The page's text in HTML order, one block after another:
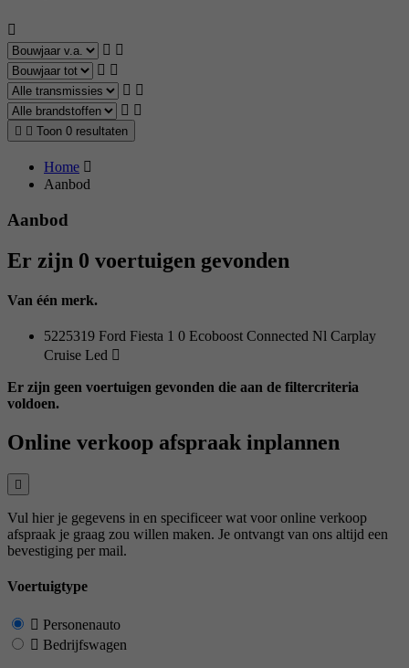
Toon 0 resultaten
Home
Aanbod
Aanbod
Er zijn 0 voertuigen gevonden
Van één merk.
5225319 Ford Fiesta 1 0 Ecoboost Connected Nl Carplay
Cruise Led
Er zijn geen voertuigen gevonden die aan de filtercriteria
voldoen.
Online verkoop afspraak inplannen
Vul hier je gegevens in en specificeer wat voor online verkoop
afspraak je graag zou willen maken. Je ontvangt van ons altijd een
bevestiging per mail.
Voertuigtype
Personenauto
Bedrijfswagen